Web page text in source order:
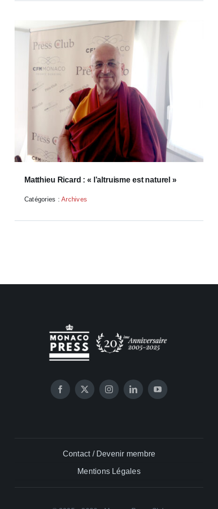
Matthieu Ricard : « l’altruisme est naturel »
Catégories :Archives
Contact / Devenir membre
Mentions Légales